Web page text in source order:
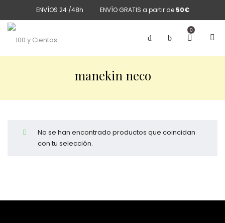
ENVÍOS 24 /48h ENVÍO GRATIS a partir de 50€
0
manekin neco
No se han encontrado productos que coincidan
con tu selección.